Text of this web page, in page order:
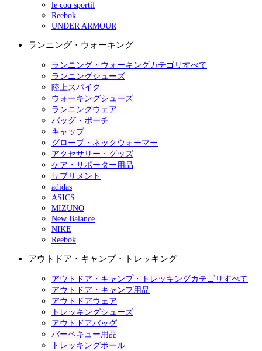
le coq sportif
Reebok
UNDER ARMOUR
ランニング・ウォーキング
ランニング・ウォーキングカテゴリすべて
ランニングシューズ
陸上スパイク
ウォーキングシューズ
ランニングウェア
バッグ・ポーチ
キャップ
グローブ・ネックウォーマー
アクセサリー・グッズ
ケア・サポーター用品
サプリメント
adidas
ASICS
MIZUNO
New Balance
NIKE
Reebok
アウトドア・キャンプ・トレッキング
アウトドア・キャンプ・トレッキングカテゴリすべて
アウトドア・キャンプ用品
アウトドアウェア
トレッキングシューズ
アウトドアバッグ
バーベキュー用品
トレッキングポール